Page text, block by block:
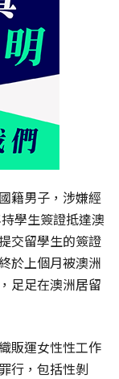
籍男子，涉嫌經
學生簽證抵達澳
交留學生的簽證
於上個月被澳洲
足足在澳洲居留
販運女性性工作
行，包括性剝